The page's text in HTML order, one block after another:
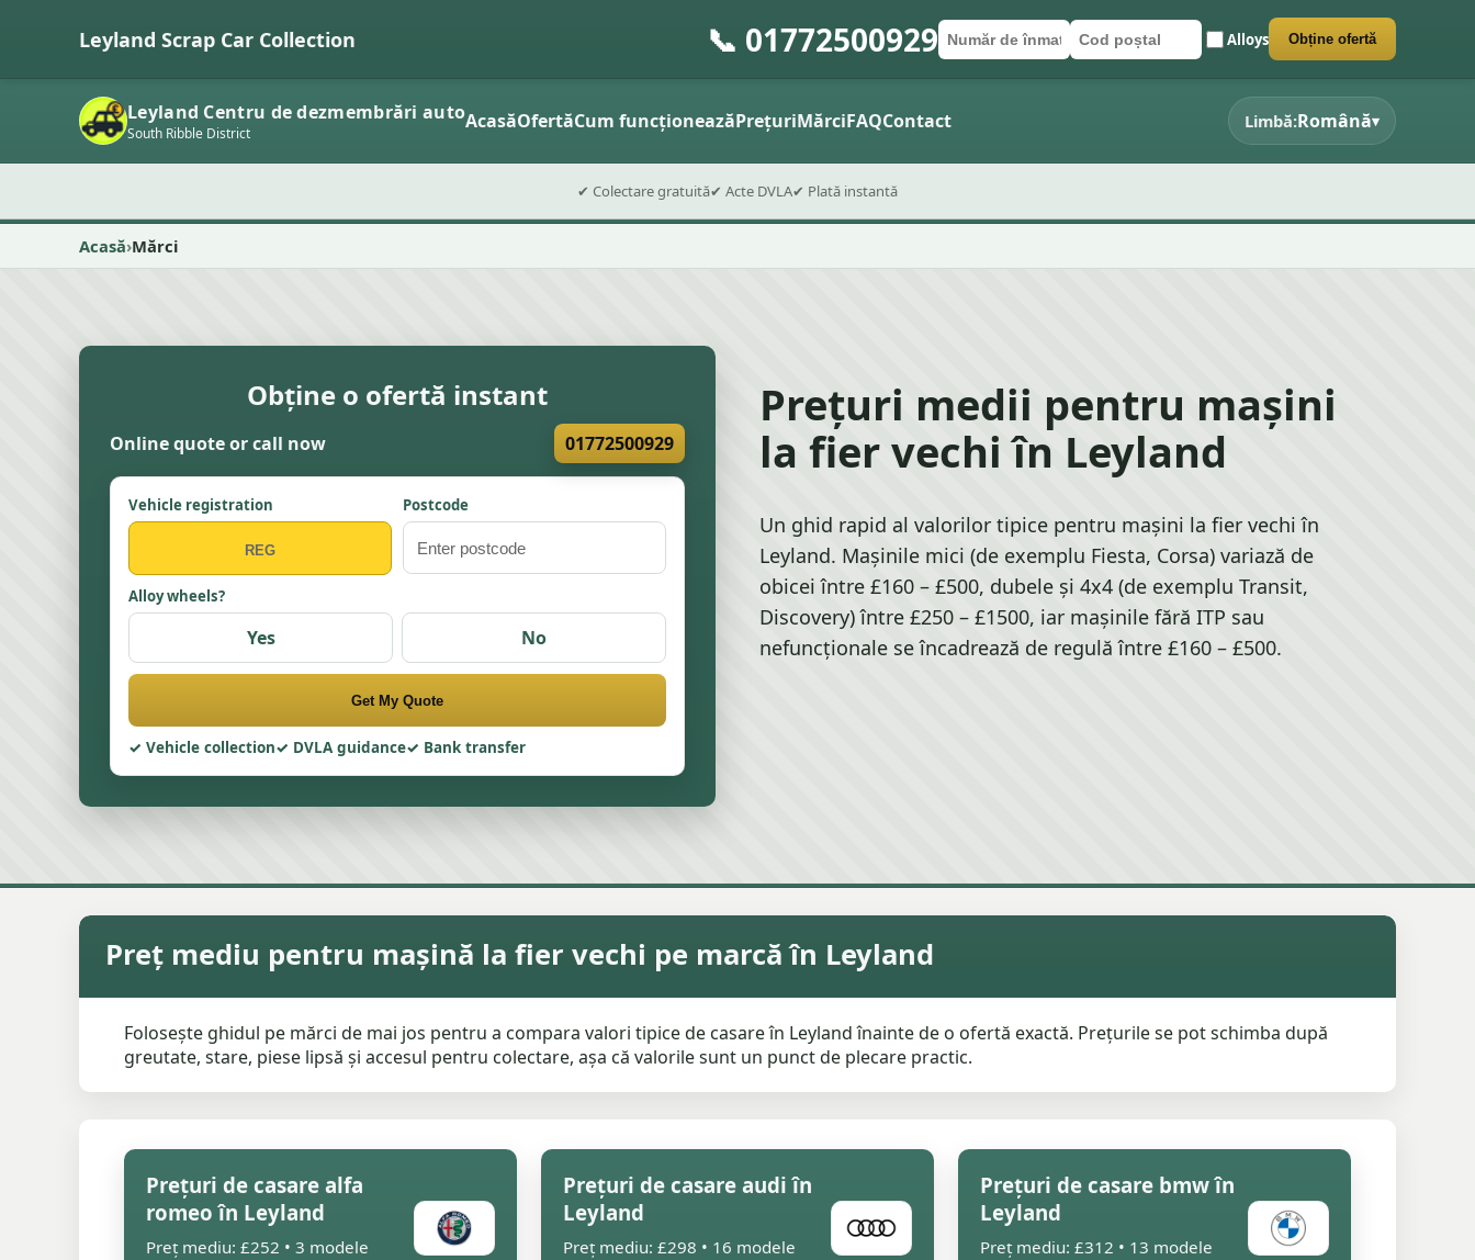
Leyland Scrap Car Collection 📞 01772500929Număr de înmatriculare
Cod poștal Alloys
Trimite formularul Obține ofertă
Leyland Centru de dezmembrări auto
South Ribble District AcasăOfertăCum funcționeazăPrețuriMărciFAQContact Limbă:Română▾
✔ Colectare gratuită✔ Acte DVLA✔ Plată instantă
Acasă Mărci
Obține o ofertă instant
Online quote or call now 01772500929
Vehicle registration Postcode
Alloy wheels?
Yes No
Get My Quote
Vehicle collection DVLA guidance Bank transfer
Prețuri medii pentru mașini
la fier vechi în Leyland
Un ghid rapid al valorilor tipice pentru mașini la fier vechi în
Leyland. Mașinile mici (de exemplu Fiesta, Corsa) variază de
obicei între £160 – £500, dubele și 4x4 (de exemplu Transit,
Discovery) între £250 – £1500, iar mașinile fără ITP sau
nefuncționale se încadrează de regulă între £160 – £500.
Preț mediu pentru mașină la fier vechi pe marcă în Leyland
Folosește ghidul pe mărci de mai jos pentru a compara valori tipice de casare în Leyland înainte de o ofertă exactă. Prețurile se pot schimba după
greutate, stare, piese lipsă și accesul pentru colectare, așa că valorile sunt un punct de plecare practic.
Prețuri de casare alfa
romeo în Leyland
Preț mediu: £252 • 3 modele
Prețuri de casare audi în
Leyland
Preț mediu: £298 • 16 modele
Prețuri de casare bmw în
Leyland
Preț mediu: £312 • 13 modele